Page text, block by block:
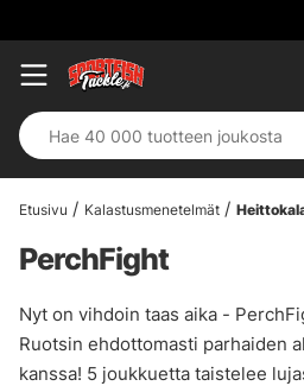
Etusivu Kalastusmenetelmät
PerchFight
Nyt on vihdoin taas aika -
Ruotsin ehdottomasti parhaiden
kanssa! 5 joukkuetta taistelee